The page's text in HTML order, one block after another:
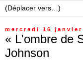
mercredi 16 janvier
« L'ombre de
Johnson